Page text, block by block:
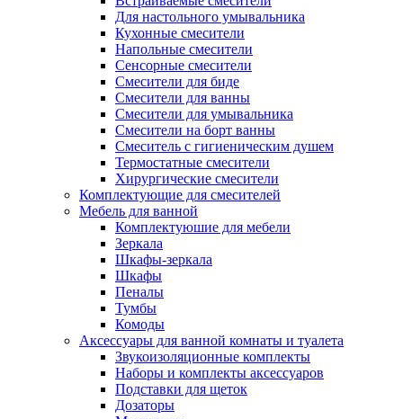
Для настольного умывальника
Кухонные смесители
Напольные смесители
Сенсорные смесители
Смесители для биде
Смесители для ванны
Смесители для умывальника
Смесители на борт ванны
Смеситель с гигиеническим душем
Термостатные смесители
Хирургические смесители
Комплектующие для смесителей
Мебель для ванной
Комплектуюшие для мебели
Зеркала
Шкафы-зеркала
Шкафы
Пеналы
Тумбы
Комоды
Аксессуары для ванной комнаты и туалета
Звукоизоляционные комплекты
Наборы и комплекты аксессуаров
Подставки для щеток
Дозаторы